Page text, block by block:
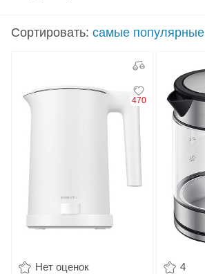
Сортировать: самые популярные
470
Нет оценок 4